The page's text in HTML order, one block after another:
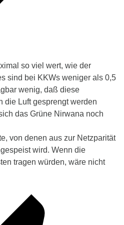
so viel wert, wie der
sind bei KKWs weniger als 0,5
wenig, daß diese
die Luft gesprengt werden
das Grüne Nirwana noch
von denen aus zur Netzparität
wird. Wenn die
tragen würden, wäre nicht